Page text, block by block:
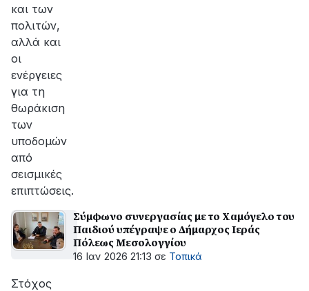
και των
πολιτών,
αλλά και
οι
ενέργειες
για τη
θωράκιση
των
υποδομών
από
σεισμικές
επιπτώσεις.
Σύμφωνο συνεργασίας με το Χαμόγελο του
Παιδιού υπέγραψε ο Δήμαρχος Ιεράς
Πόλεως Μεσολογγίου
16 Ιαν 2026 21:13 σε Τοπικά
Στόχος